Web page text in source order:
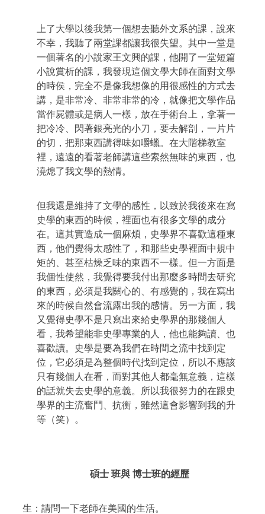
上了大學以後我第一個想去聽外文系的課，說來
不幸，我聽了兩堂課都讓我很失望。其中一堂是
一個著名的小說家王文興的課，他開了一堂短篇
小說賞析的課，我發現這個文學大師在面對文學
的時侯，完全不是像我想像的用很感性的方式去
講，是非常冷、非常非常的冷，就像把文學作品
當作屍體或是病人一樣，放在手術台上，拿著一
把冷冷、閃著銀亮光的小刀，要去解剖，一片片
的切，把那東西講得味如嚼蠟。在大階梯教室
裡，遠遠的看著老師講這些索然無味的東西，也
澆熄了我文學的熱情。
但我還是維持了文學的感性，以致於我後來在寫
史學的東西的時候，裡面也有很多文學的成分
在。這其實造成一個麻煩，史學界不喜歡這種東
西，他們覺得太感性了，和那些史學裡面中規中
矩的、甚至枯燥乏味的東西不一樣。但一方面是
我個性使然，我覺得要我付出那麼多時間去研究
的東西，必須是我關心的、有感覺的，我在寫出
來的時候自然會流露出我的感情。另一方面，我
又覺得史學不是只寫出來給史學界的那幾個人
看，我希望能非史學專業的人，他也能夠讀、也
喜歡讀。史學是要為我們在時間之流中找到定
位，它必須是為整個時代找到定位，所以不應該
只有幾個人在看，而對其他人都毫無意義，這樣
的話就失去史學的意義。所以我很努力的在跟史
學界的主流奮鬥、抗衡，雖然這會影響到我的升
等（笑）。
碩士 班與 博士班的經歷
生 ：請問一下老師在美國的生活。